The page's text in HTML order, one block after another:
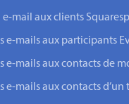
e-mail aux clients
e-mails aux participants
e-mails aux contacts de
e-mails aux contacts d’un